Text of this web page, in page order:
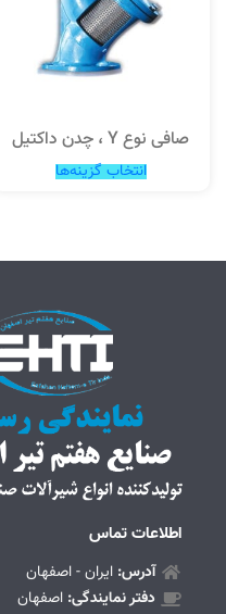
صافی نوع Y ، چدن داکتیل
انتخاب گزینه‌ها
اطلاعات تماس
آدرس:ایران - اصفهان
دفتر نمایندگی: اصفهان